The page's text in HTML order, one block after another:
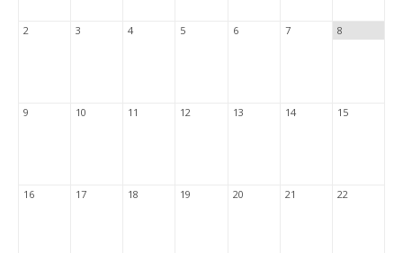
2 3 4 5 6 7 8
9 10 11 12 13 14 15
16 17 18 19 20 21 22